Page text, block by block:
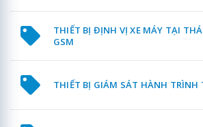
THIẾT BỊ ĐỊNH VỊ XE MÁY TẠI
GSM
THIẾT BỊ GIÁM SÁT HÀNH TRÌNH